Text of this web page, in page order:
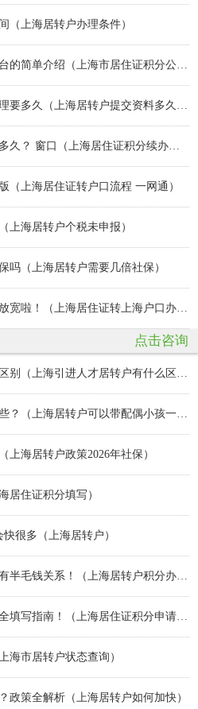
（上海居转户办理条件）
（上海居住证转户口流程 一网通）
上海居转户个税未申报）
吗（上海居转户需要几倍社保）
点击咨询
上海居转户政策2026年社保）
居住证积分填写）
很多（上海居转户）
海市居转户状态查询）
政策全解析（上海居转户如何加快）